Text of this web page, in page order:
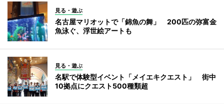
見る・遊ぶ
名古屋マリオットで「錦魚の舞」 200匹の弥富金
魚泳ぐ、浮世絵アートも
見る・遊ぶ
名駅で体験型イベント「メイエキクエスト」 街中
10拠点にクエスト500種類超